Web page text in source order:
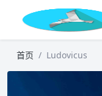
首页 Ludovicus